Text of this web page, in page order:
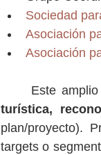
Sociedad
Asociación
Asociación
Este
turística,
plan/proyecto).
targets o